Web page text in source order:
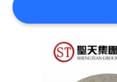
NOUVELLES